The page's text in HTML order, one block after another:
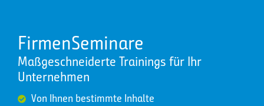
FirmenSeminare
Maßgeschneiderte Trainings für Ihr
Unternehmen
Von Ihnen bestimmte Inhalte